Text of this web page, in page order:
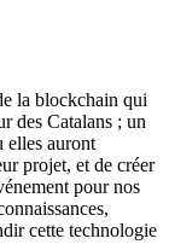
la blockchain qui
des Catalans ; un
elles auront
projet, et de créer
pour nos
cette technologie